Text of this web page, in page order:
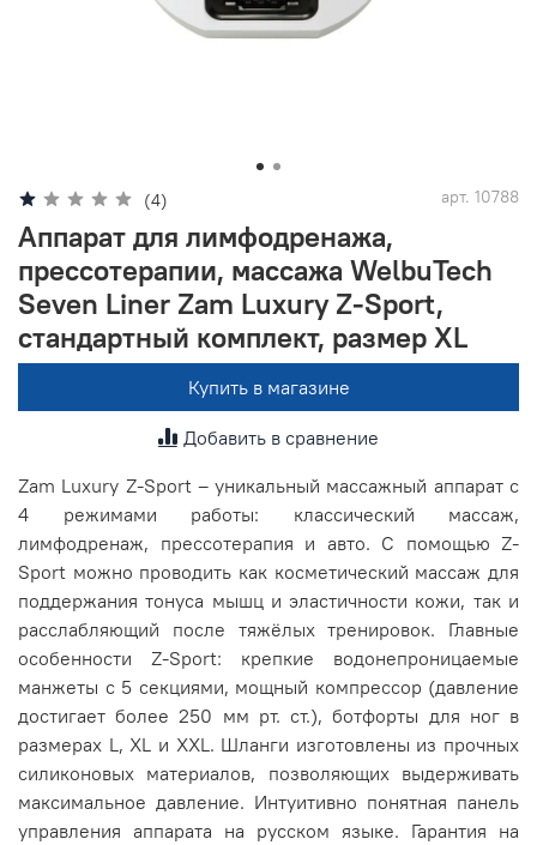
product-preview__area-bottom
(4) арт. 10788
Аппарат для лимфодренажа,
прессотерапии, массажа WelbuTech
Seven Liner Zam Luxury Z-Sport,
стандартный комплект, размер XL
Купить в магазине
Добавить в сравнение
Zam Luxury Z-Sport – уникальный массажный аппарат с
4 режимами работы: классический массаж,
лимфодренаж, прессотерапия и авто. С помощью Z-
Sport можно проводить как косметический массаж для
поддержания тонуса мышц и эластичности кожи, так и
расслабляющий после тяжёлых тренировок. Главные
особенности Z-Sport: крепкие водонепроницаемые
манжеты с 5 секциями, мощный компрессор (давление
достигает более 250 мм рт. ст.), ботфорты для ног в
размерах L, XL и XXL. Шланги изготовлены из прочных
силиконовых материалов, позволяющих выдерживать
максимальное давление. Интуитивно понятная панель
управления аппарата на русском языке. Гарантия на